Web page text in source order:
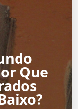
Que